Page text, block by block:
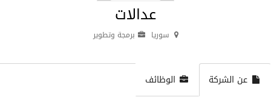
عدالات
سوريا برمجة وتطوير
عن الشركة الوظائف